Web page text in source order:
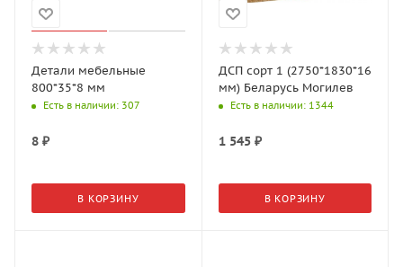
Детали мебельные
800*35*8 мм
Есть в наличии: 307
8 ₽
В КОРЗИНУ
ДСП сорт 1 (2750*1830*16
мм) Беларусь Могилев
Есть в наличии: 1344
1 545₽
В КОРЗИНУ